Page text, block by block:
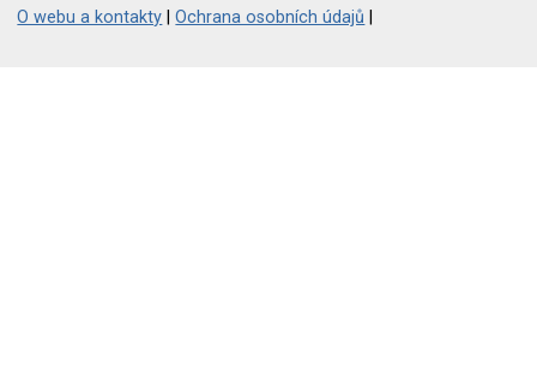
O webu a kontakty |Ochrana osobních údajů